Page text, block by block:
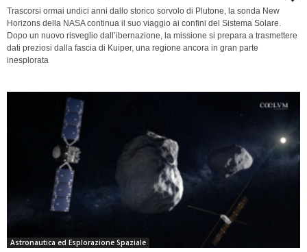
Trascorsi ormai undici anni dallo storico sorvolo di Plutone, la sonda New
Horizons della NASA continua il suo viaggio ai confini del Sistema Solare.
Dopo un nuovo risveglio dall’ibernazione, la missione si prepara a trasmettere
dati preziosi dalla fascia di Kuiper, una regione ancora in gran parte
inesplorata
Astronautica ed Esplorazione Spaziale